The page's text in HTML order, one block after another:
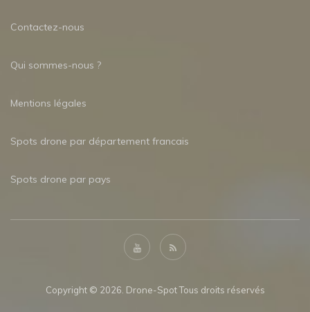
Contactez-nous
Qui sommes-nous ?
Mentions légales
Spots drone par département francais
Spots drone par pays
Copyright © 2026. Drone-Spot Tous droits réservés